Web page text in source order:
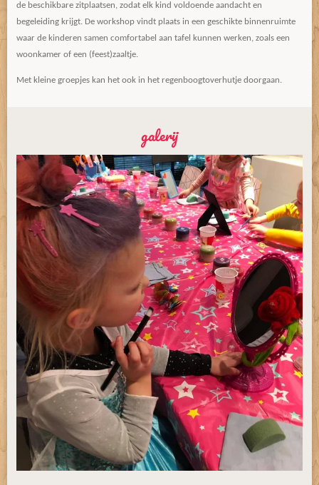
de beschikbare zitplaatsen, zodat elk kind voldoende aandacht en
begeleiding krijgt. De workshop vindt plaats in een geschikte binnenruimte
waar de kinderen samen comfortabel aan tafel kunnen werken, zoals een
woonkamer of een (feest)zaaltje.
Met kleine groepjes kan het ook in het regenboogtoverhutje doorgaan.
galerij